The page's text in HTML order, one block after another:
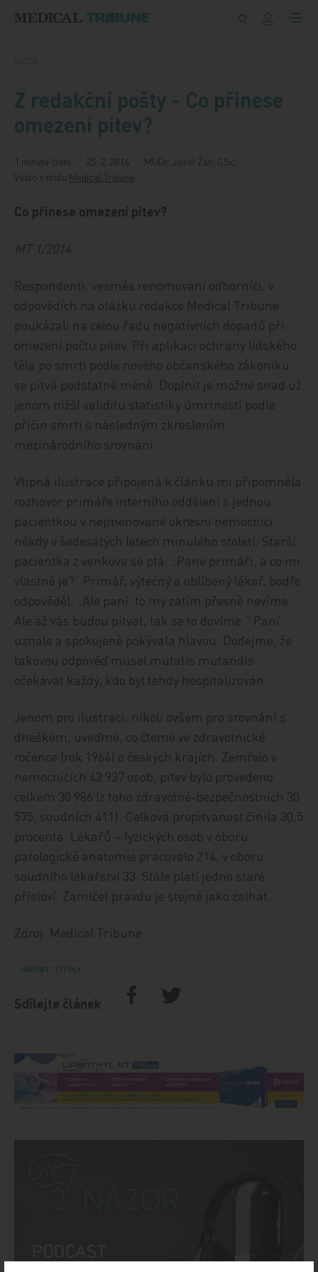
Z redakční pošty - Co přinese
omezení pitev?
1 minuta čtení 25. 2. 2014
MUDr. Josef Žán, CSc.
Vyšlo v titulu Medical Tribune
Co přinese omezení pitev?
MT 1/2014
Respondenti, vesměs renomovaní odborníci, v
odpovědích na otázku redakce Medical Tribune
poukázali na celou řadu negativních dopadů při
omezení počtu pitev. Při aplikaci ochrany lidského
těla po smrti podle nového občanského zákoníku
se pitvá podstatně méně. Doplnit je možné snad už
jenom nižší validitu statistiky úmrtnosti podle
příčin smrti s následným zkreslením
mezinárodního srovnání.
Vtipná ilustrace připojená k článku mi připomněla
rozhovor primáře interního oddělení s jednou
pacientkou v nejmenované okresní nemocnici
někdy v šedesátých letech minulého století. Starší
pacientka z venkova se ptá: „Pane primáři, a co mi
vlastně je?“ Primář, výtečný a oblíbený lékař, bodře
odpověděl: „Ale paní, to my zatím přesně nevíme.
Ale až vás budou pitvat, tak se to dovíme.“ Paní
uznale a spokojeně pokývala hlavou. Dodejme, že
takovou odpověď musel mutatis mutandis
očekávat každý, kdo byl tehdy hospitalizován.
Jenom pro ilustraci, nikoli ovšem pro srovnání s
dneškem, uveďme, co čteme ve zdravotnické
ročence (rok 1964) o českých krajích. Zemřelo v
nemocnicích 43 937 osob, pitev bylo provedeno
celkem 30 986 (z toho zdravotně‑bezpečnostních 30
575, soudních 411). Celková propitvanost činila 30,5
procenta. Lékařů – fyzických osob v oboru
patologické anatomie pracovalo 214, v oboru
soudního lékařství 33. Stále platí jedno staré
přísloví: Zamlčet pravdu je stejné jako zalhat.
Zdroj: Medical Tribune
IMPORT: TITULY
Sdílejte článek